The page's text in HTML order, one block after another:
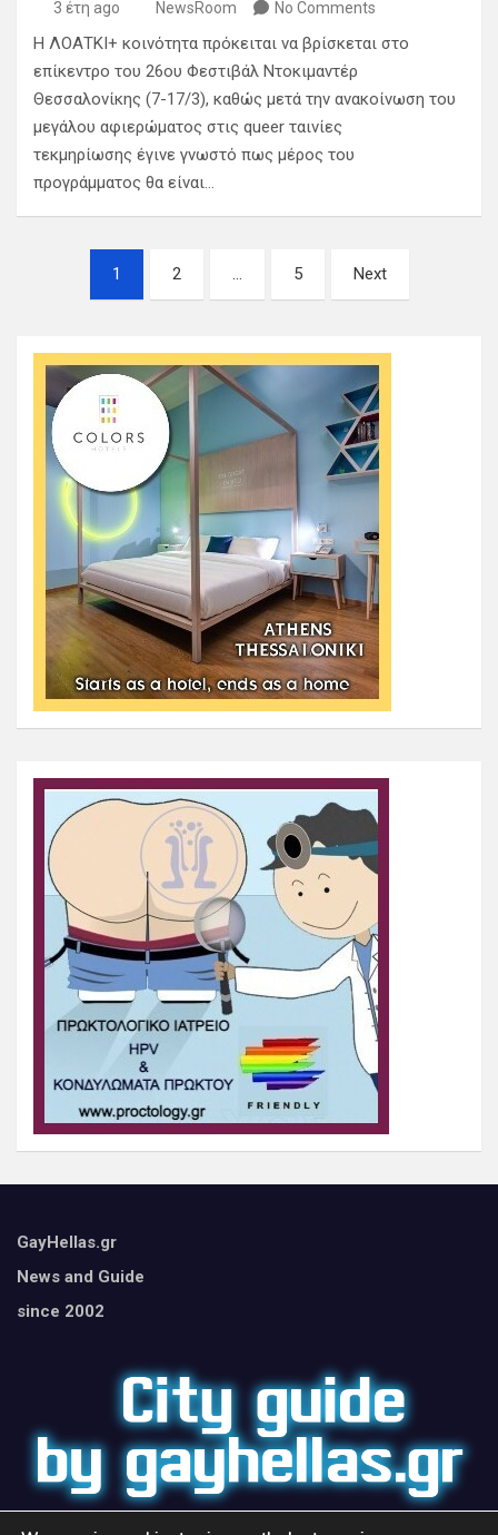
3 έτη ago NewsRoom No Comments
Η ΛΟΑΤΚΙ+ κοινότητα πρόκειται να βρίσκεται στο
επίκεντρο του 26ου Φεστιβάλ Ντοκιμαντέρ
Θεσσαλονίκης (7-17/3), καθώς μετά την ανακοίνωση του
μεγάλου αφιερώματος στις queer ταινίες
τεκμηρίωσης έγινε γνωστό πως μέρος του
προγράμματος θα είναι…
Σελιδοποίηση
άρθρων
1 2 … 5 Next
GayHellas.gr
News and Guide
since 2002